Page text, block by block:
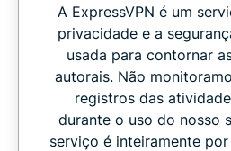
A ExpressVPN é um
privacidade e a
usada para contornar
autorais. Não
registros das
durante o uso do nosso
serviço é inteiramente